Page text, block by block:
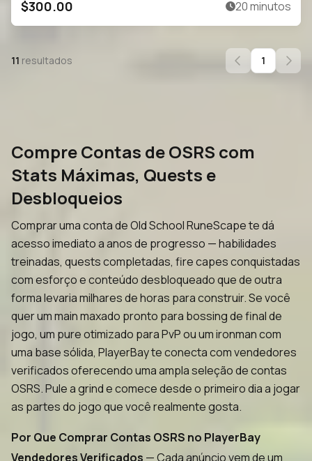
$300.00 20 minutos
11 resultados 1
Compre Contas de OSRS com
Stats Máximas, Quests e
Desbloqueios
Comprar uma conta de Old School RuneScape te dá
acesso imediato a anos de progresso — habilidades
treinadas, quests completadas, fire capes conquistadas
com esforço e conteúdo desbloqueado que de outra
forma levaria milhares de horas para construir. Se você
quer um main maxado pronto para bossing de final de
jogo, um pure otimizado para PvP ou um ironman com
uma base sólida, PlayerBay te conecta com vendedores
verificados oferecendo uma ampla seleção de contas
OSRS. Pule a grind e comece desde o primeiro dia a jogar
as partes do jogo que você realmente gosta.
Por Que Comprar Contas OSRS no PlayerBay
Vendedores Verificados — Cada anúncio vem de um